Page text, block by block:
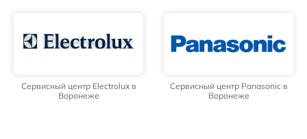
Сервисный центр Electrolux в
Воронеже
Сервисный центр Panasonic в
Воронеже